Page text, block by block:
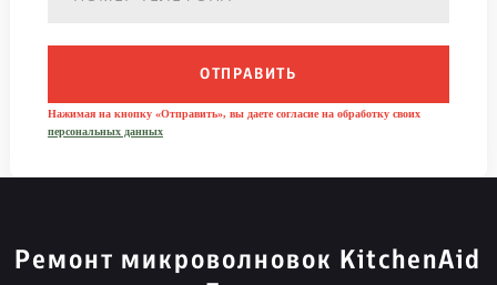
ОТПРАВИТЬ
Нажимая на кнопку «Отправить», вы даете согласие на обработку своих
персональных данных
Ремонт микроволновок KitchenAid